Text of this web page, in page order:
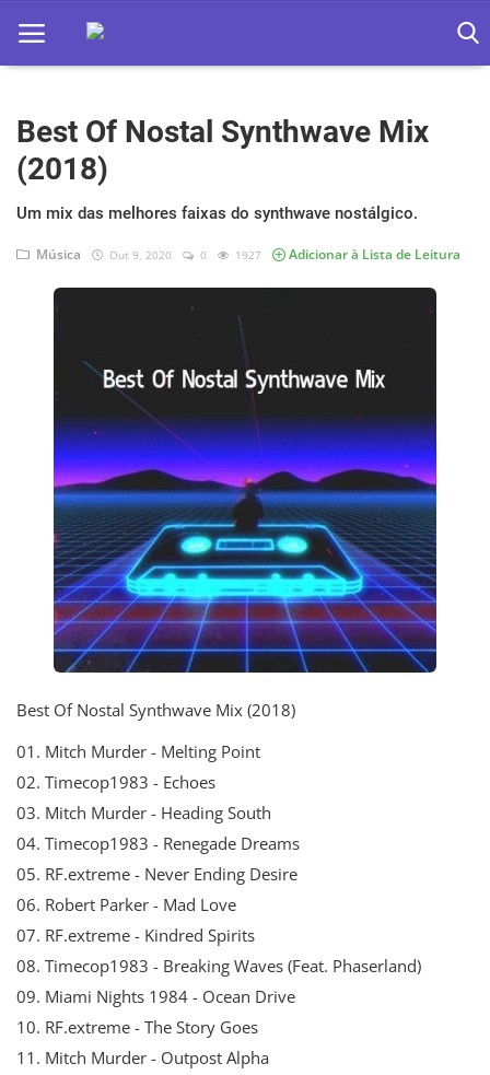
Home
Apps
Ebooks
Jogos hoje na TV
Best Of Nostal Synthwave Mix
(2018)
Um mix das melhores faixas do synthwave nostálgico.
Música Out 9, 2020 0 1927 Adicionar à Lista de Leitura
Best Of Nostal Synthwave Mix (2018)
01. Mitch Murder - Melting Point
02. Timecop1983 - Echoes
03. Mitch Murder - Heading South
04. Timecop1983 - Renegade Dreams
05. RF.extreme - Never Ending Desire
06. Robert Parker - Mad Love
07. RF.extreme - Kindred Spirits
08. Timecop1983 - Breaking Waves (Feat. Phaserland)
09. Miami Nights 1984 - Ocean Drive
10. RF.extreme - The Story Goes
11. Mitch Murder - Outpost Alpha